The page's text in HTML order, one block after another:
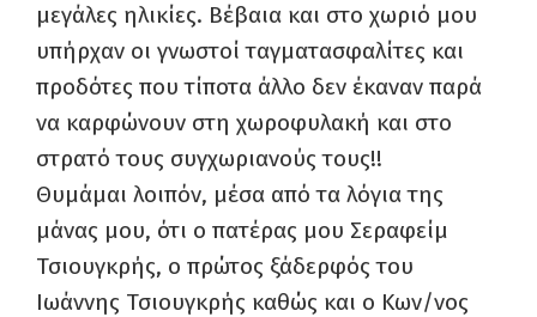
μεγάλες ηλικίες. Βέβαια και στο χωριό μου
υπήρχαν οι γνωστοί ταγματασφαλίτες και
προδότες που τίποτα άλλο δεν έκαναν παρά
να καρφώνουν στη χωροφυλακή και στο
στρατό τους συγχωριανούς τους!!
Θυμάμαι λοιπόν, μέσα από τα λόγια της
μάνας μου, ότι ο πατέρας μου Σεραφείμ
Τσιουγκρής, ο πρώτος ξάδερφός του
Ιωάννης Τσιουγκρής καθώς και ο Κων/νος